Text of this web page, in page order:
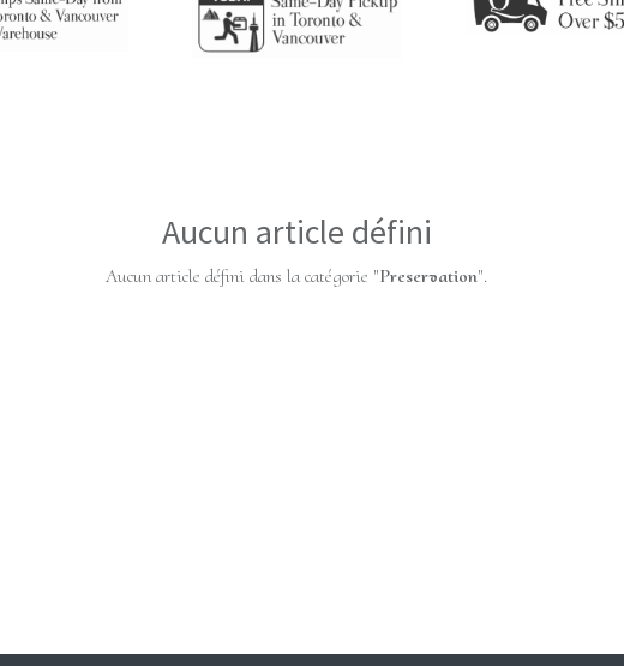
Aucun article défini
Aucun article défini dans la catégorie "Preservation".